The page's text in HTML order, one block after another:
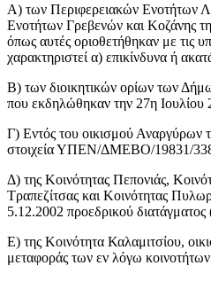
Α) των Περιφερειακών Ενοτήτων
Ενοτήτων Γρεβενών και Κοζάνης
όπως αυτές οριοθετήθηκαν με
χαρακτηριστεί α) επικίνδυνα ή
Β) των διοικητικών ορίων των
που εκδηλώθηκαν την 27η
Γ) Εντός του οικισμού Αναργύρων
στοιχεία ΥΠΕΝ/ΔΜΕΒΟ/19831/338/
Δ) της Κοινότητας Πεπονιάς,
Τραπεζίτσας και Κοινότητας
5.12.2002 προεδρικού διατάγματος
Ε) της Kοινότητα Καλαμιτσίου,
μεταφοράς των εν λόγω